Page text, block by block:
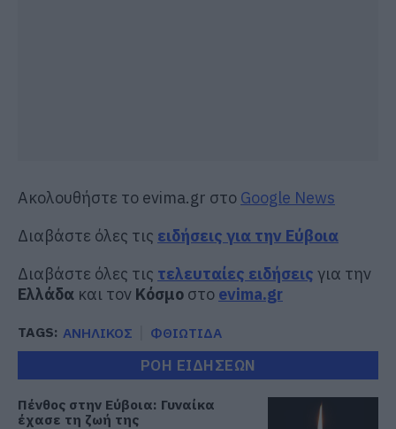
Ακολουθήστε το evima.gr στο Google News
Διαβάστε όλες τις ειδήσεις για την Εύβοια
Διαβάστε όλες τις τελευταίες ειδήσεις για την
Ελλάδα και τον Κόσμο στο evima.gr
TAGS: ΑΝΗΛΙΚΟΣ ΦΘΙΩΤΙΔΑ
ΡΟΗ ΕΙΔΗΣΕΩΝ
Πένθος στην Εύβοια: Γυναίκα
έχασε τη ζωή της